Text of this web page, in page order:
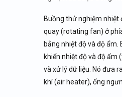
Buồng thử nghiệm nhiệt
quay (rotating fan) ở
bằng nhiệt độ và độ ẩm.
khiển nhiệt độ và độ
và xử lý dữ liệu. Nó đưa
khí (air heater), ống